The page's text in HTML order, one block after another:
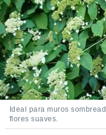
Ideal para muros
flores suaves.